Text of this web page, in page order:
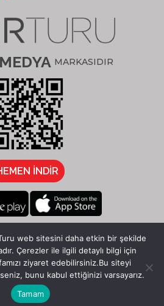
MARKASIDIR
İNDİR
web sitesini daha etkin bir şekilde
Çerezler ile ilgili detaylı bilgi için
ziyaret edebilirsiniz.Bu siteyi
bunu kabul ettiğinizi varsayarız.
Tamam